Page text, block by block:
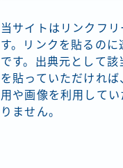
当サイトはリンクフ
す。リンクを貼るの
です。出典元として該
を貼っていただければ
用や画像を利用して
りません。